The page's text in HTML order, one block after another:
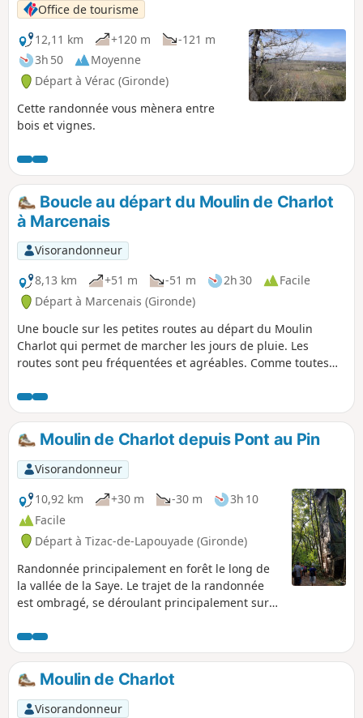
Office de tourisme
12,11 km
+120 m
-121 m
3h 50
Moyenne
Départ à Vérac (Gironde)
Cette randonnée vous mènera entre
bois et vignes.
Boucle au départ du Moulin de Charlot
à Marcenais
Visorandonneur
8,13 km
+51 m -51 m 2h 30
Facile
Départ à Marcenais (Gironde)
Une boucle sur les petites routes au départ du Moulin
Charlot qui permet de marcher les jours de pluie. Les
routes sont peu fréquentées et agréables. Comme toutes
l'autre.
Moulin de Charlot depuis Pont au Pin
Visorandonneur
10,92 km
+30 m -30 m
3h 10
Facile
Départ à Tizac-de-Lapouyade (Gironde)
Randonnée principalement en forêt le long de
la vallée de la Saye. Le trajet de la randonnée
est ombragé, se déroulant principalement sur
circuit impossible au 09/06/2022, voir les avis
Moulin de Charlot
Visorandonneur